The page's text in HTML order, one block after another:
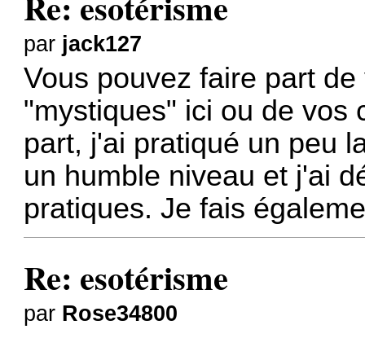
par jack127
Vous pouvez faire part
"mystiques" ici ou de vos
part, j'ai pratiqué un peu
un humble niveau et j'ai
pratiques. Je fais
Re: esotérisme
par Rose34800